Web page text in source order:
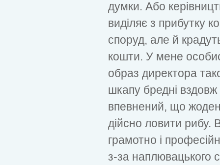
думки. Або
виділяє з прибутку
споруд, але й
кошти. У мене
образ директора
шкапу бредні
впевнений, що жоден
дійсно ловити рибу.
грамотно і
з-за наплювацького